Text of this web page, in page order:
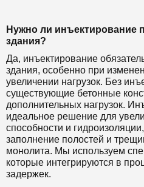
Нужно ли инъектирование
здания?
Да, инъектирование
здания, особенно при
увеличении нагрузок. Без
существующие бетонные
дополнительных нагрузок.
идеальное решение для
способности и
заполнение полостей и
монолита. Мы используем
которые интегрируются в
задержек.